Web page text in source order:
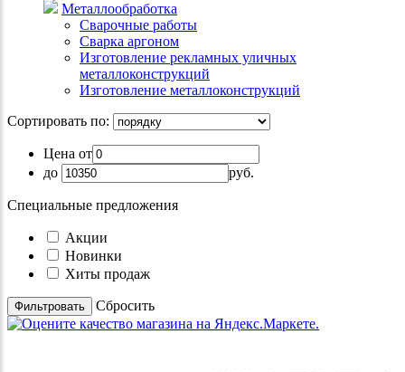
Металлообработка
Сварочные работы
Сварка аргоном
Изготовление рекламных уличных
металлоконструкций
Изготовление металлоконструкций
Сортировать по:
Цена от
до
руб.
Специальные предложения
Акции
Новинки
Хиты продаж
Cбросить